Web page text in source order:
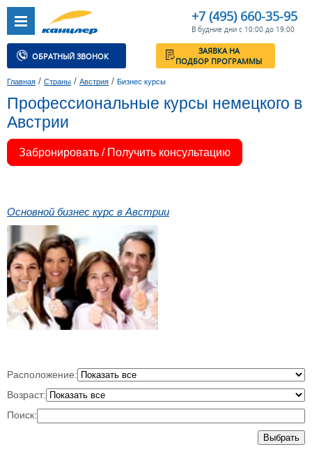
+7 (495) 660-35-95
В будние дни с 10:00 до 19:00
ОБРАТНЫЙ ЗВОНОК
ЗАЯВКА НА
ПОДБОР ПРОГРАММЫ
Главная / Страны / Австрия / Бизнес курсы
Профессиональные курсы немецкого в
Австрии
Забронировать / Получить консультацию
Основной бизнес курс в Австрии
Расположение:
Возраст:
Поиск:
Выбрать